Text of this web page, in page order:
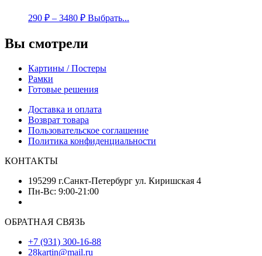
290 ₽ – 3480 ₽ Выбрать...
Вы смотрели
Картины / Постеры
Рамки
Готовые решения
Доставка и оплата
Возврат товара
Пользовательское соглашение
Политика конфиденциальности
КОНТАКТЫ
195299 г.Санкт-Петербург ул. Киришская 4
Пн-Вс: 9:00-21:00
ОБРАТНАЯ СВЯЗЬ
+7 (931) 300-16-88
28kartin@mail.ru